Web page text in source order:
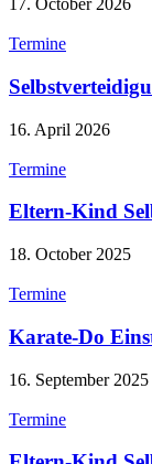
17. October 2026
Termine
16. April 2026
Termine
Eltern-Kind
18. October 2025
Termine
Karate-Do
16. September 2025
Termine